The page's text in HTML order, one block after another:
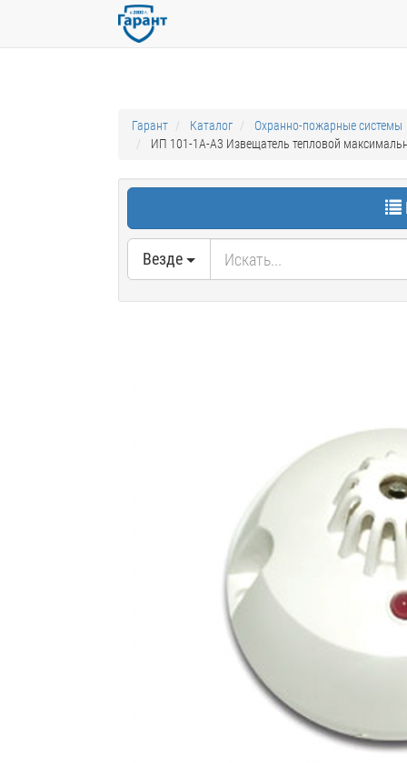
Гарант Каталог
Охранно-пожарные системы
ИП 101-1А-А3 Извещатель тепловой
Везде